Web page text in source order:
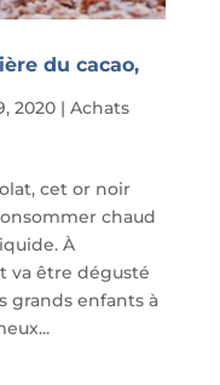
du cacao,
2020| Achats
cet or noir
chaud
À
va être dégusté
grands enfants à